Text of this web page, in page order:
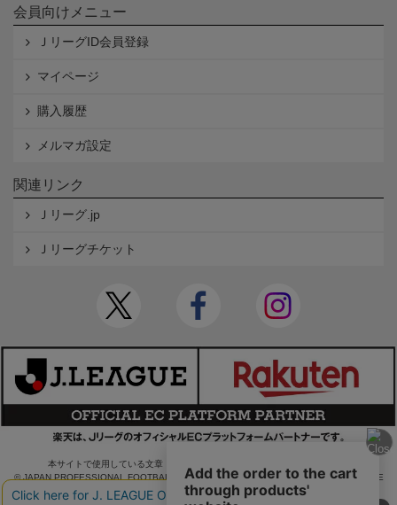
会員向けメニュー
ＪリーグID会員登録
マイページ
購入履歴
メルマガ設定
関連リンク
Ｊリーグ.jp
Ｊリーグチケット
本サイトで使用している文章・画像等の無断での複製・転載を禁止します。
© JAPAN PROFESSIONAL FOOTBALL LEAGUE Rakuten Group, Inc. ALL RIGHTS RE
SERVED.